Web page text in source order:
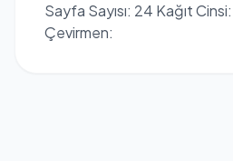
Sayfa Sayısı: 24 Kağıt
Çevirmen: